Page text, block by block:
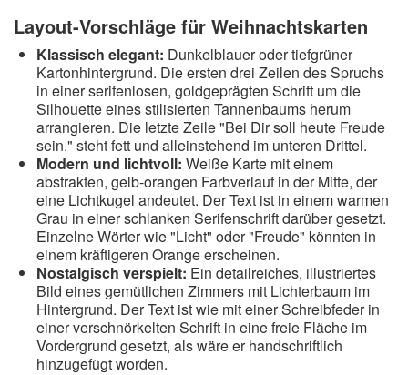
Layout-Vorschläge für Weihnachtskarten
Klassisch elegant: Dunkelblauer oder tiefgrüner
Kartonhintergrund. Die ersten drei Zeilen des Spruchs
in einer serifenlosen, goldgeprägten Schrift um die
Silhouette eines stilisierten Tannenbaums herum
arrangieren. Die letzte Zeile "Bei Dir soll heute Freude
sein." steht fett und alleinstehend im unteren Drittel.
Modern und lichtvoll: Weiße Karte mit einem
abstrakten, gelb-orangen Farbverlauf in der Mitte, der
eine Lichtkugel andeutet. Der Text ist in einem warmen
Grau in einer schlanken Serifenschrift darüber gesetzt.
Einzelne Wörter wie "Licht" oder "Freude" könnten in
einem kräftigeren Orange erscheinen.
Nostalgisch verspielt: Ein detailreiches, illustriertes
Bild eines gemütlichen Zimmers mit Lichterbaum im
Hintergrund. Der Text ist wie mit einer Schreibfeder in
einer verschnörkelten Schrift in eine freie Fläche im
Vordergrund gesetzt, als wäre er handschriftlich
hinzugefügt worden.